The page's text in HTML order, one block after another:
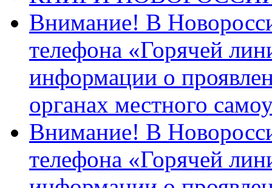
Внимание! В
телефона «Горячей
информации о
органах местного
Внимание! В
телефона «Горячей